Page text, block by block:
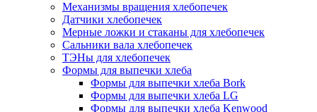
Механизмы вращения хлебопечек
Датчики хлебопечек
Мерные ложки и стаканы для хлебопечек
Сальники вала хлебопечек
ТЭНы для хлебопечек
Формы для выпечки хлеба
Формы для выпечки хлеба Bork
Формы для выпечки хлеба LG
Формы для выпечки хлеба Kenwood